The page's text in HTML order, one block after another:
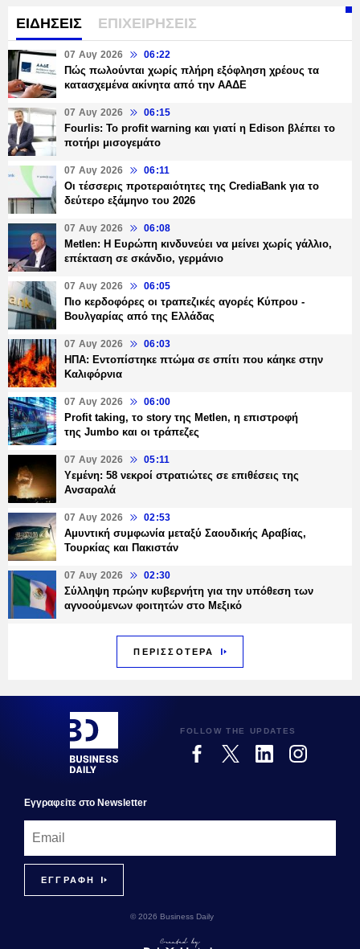
ΕΙΔΗΣΕΙΣ ΕΠΙΧΕΙΡΗΣΕΙΣ
07 Αυγ 2026 06:22
Πώς πωλούνται χωρίς πλήρη εξόφληση χρέους τα
κατασχεμένα ακίνητα από την ΑΑΔΕ
07 Αυγ 2026 06:15
Fourlis: Το profit warning και γιατί η Edison βλέπει το
ποτήρι μισογεμάτο
07 Αυγ 2026 06:11
Οι τέσσερις προτεραιότητες της CrediaBank για το
δεύτερο εξάμηνο του 2026
07 Αυγ 2026 06:08
Metlen: Η Ευρώπη κινδυνεύει να μείνει χωρίς γάλλιο,
επέκταση σε σκάνδιο, γερμάνιο
07 Αυγ 2026 06:05
Πιο κερδοφόρες οι τραπεζικές αγορές Κύπρου -
Βουλγαρίας από της Ελλάδας
07 Αυγ 2026 06:03
ΗΠΑ: Εντοπίστηκε πτώμα σε σπίτι που κάηκε στην
Καλιφόρνια
07 Αυγ 2026 06:00
Profit taking, το story της Metlen, η επιστροφή
της Jumbo και οι τράπεζες
07 Αυγ 2026 05:11
Υεμένη: 58 νεκροί στρατιώτες σε επιθέσεις της
Ανσαραλά
07 Αυγ 2026 02:53
Αμυντική συμφωνία μεταξύ Σαουδικής Αραβίας,
Τουρκίας και Πακιστάν
07 Αυγ 2026 02:30
Σύλληψη πρώην κυβερνήτη για την υπόθεση των
αγνοούμενων φοιτητών στο Μεξικό
ΠΕΡΙΣΣΟΤΕΡΑ
FOLLOW THE UPDATES
Εγγραφεiτε στο Newsletter
© 2026 Business Daily